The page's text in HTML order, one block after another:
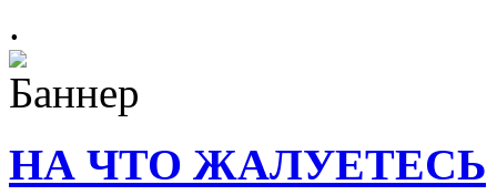
.
НА ЧТО ЖАЛУЕТЕСЬ